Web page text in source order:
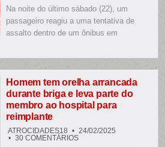
REAGE
ARMA
DE
CHOQUE
EM
RIO
DE
JANEIRO
Na noite do último sábado (22), um
passageiro reagiu a uma tentativa de
assalto dentro de um ônibus em
Homem tem orelha arrancada
durante briga e leva parte do
membro ao hospital para
reimplante
ATROCIDADES18
24/02/2025
30 COMENTÁRIOSEM